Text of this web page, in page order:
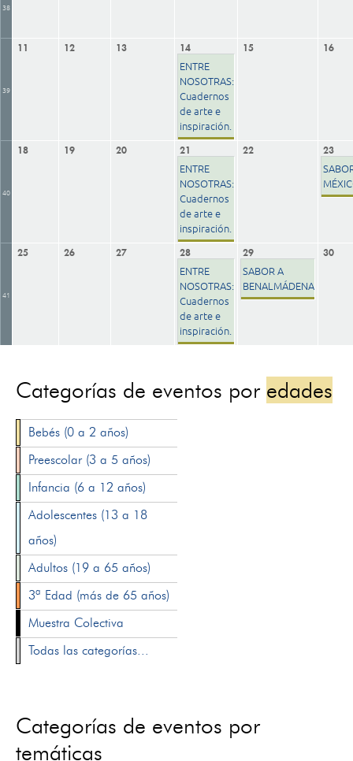
38
39
11 12 13 14
ENTRE
NOSOTRAS:
Cuadernos
de arte e
inspiración.
15 16
40
18 19 20 21
ENTRE
NOSOTRAS:
Cuadernos
de arte e
inspiración.
22 23
41
25 26 27 28
ENTRE
NOSOTRAS:
Cuadernos
de arte e
inspiración.
29
SABOR A
BENALMÁDENA
30
Categorías de eventos por edades
Bebés (0 a 2 años)
Preescolar (3 a 5 años)
Infancia (6 a 12 años)
Adolescentes (13 a 18
años)
Adultos (19 a 65 años)
3ª Edad (más de 65 años)
Muestra Colectiva
Todas las categorías...
Categorías de eventos por
temáticas